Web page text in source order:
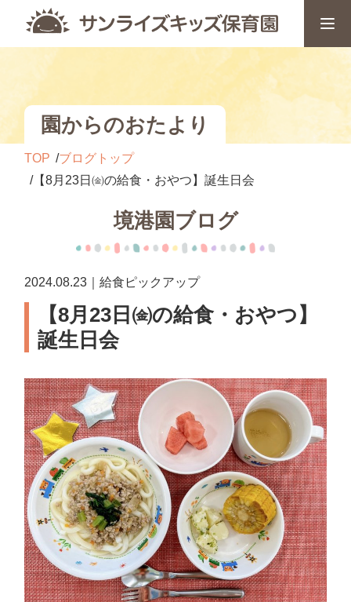
園からのおたより
TOP
ブログトップ
【8月23日㈮の給食・おやつ】誕生日会
境港園ブログ
2024.08.23｜給食ピックアップ
【8月23日㈮の給食・おやつ】
誕生日会